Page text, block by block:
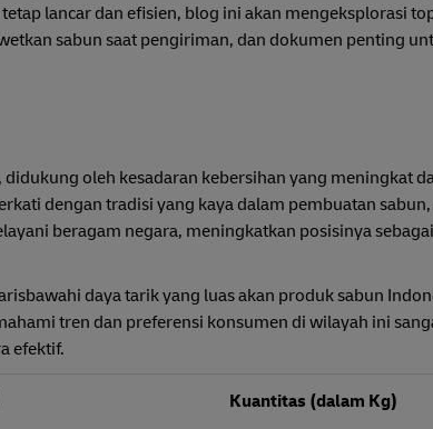
lancar dan efisien, blog ini akan mengeksplorasi
sabun saat pengiriman, dan dokumen penting
oleh kesadaran kebersihan yang meningkat
dengan tradisi yang kaya dalam pembuatan
beragam negara, meningkatkan posisinya
daya tarik yang luas akan produk sabun
tren dan preferensi konsumen di wilayah ini
efektif.
Kuantitas (dalam Kg)